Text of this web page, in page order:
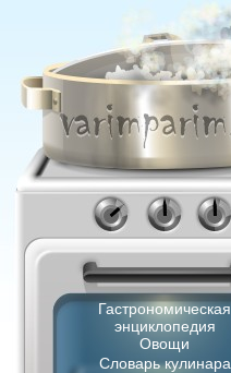
Гастрономическая
энциклопедия
Овощи
Словарь кулинара